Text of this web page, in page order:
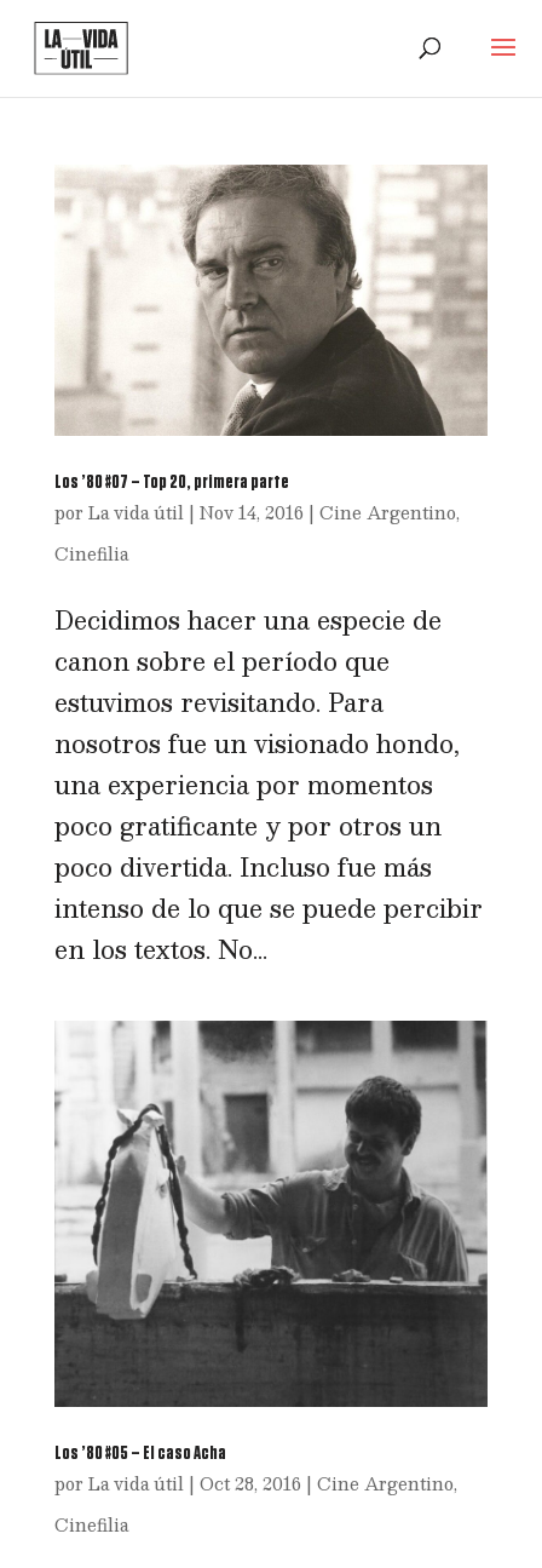
Los ’80 #07 – Top 20, primera parte
por La vida útil| Nov 14, 2016 | Cine Argentino,
Cinefilia
Decidimos hacer una especie de
canon sobre el período que
estuvimos revisitando. Para
nosotros fue un visionado hondo,
una experiencia por momentos
poco gratificante y por otros un
poco divertida. Incluso fue más
intenso de lo que se puede percibir
en los textos. No...
Los ’80 #05 – El caso Acha
por La vida útil| Oct 28, 2016 | Cine Argentino,
Cinefilia